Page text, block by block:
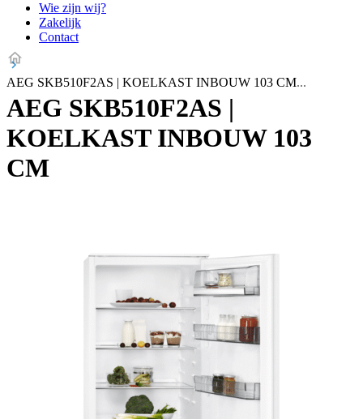
Wie zijn wij?
Zakelijk
Contact
AEG SKB510F2AS | KOELKAST INBOUW 103 CM
AEG SKB510F2AS |
KOELKAST INBOUW 103
CM